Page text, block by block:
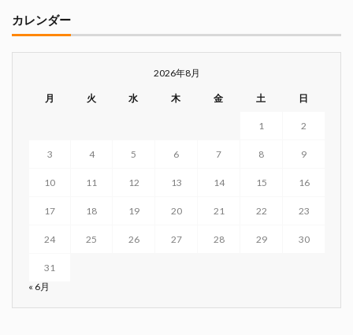
カレンダー
2026年8月
月 火 水 木 金 土 日
1 2
3 4 5 6 7 8 9
10 11 12 13 14 15 16
17 18 19 20 21 22 23
24 25 26 27 28 29 30
31
« 6月